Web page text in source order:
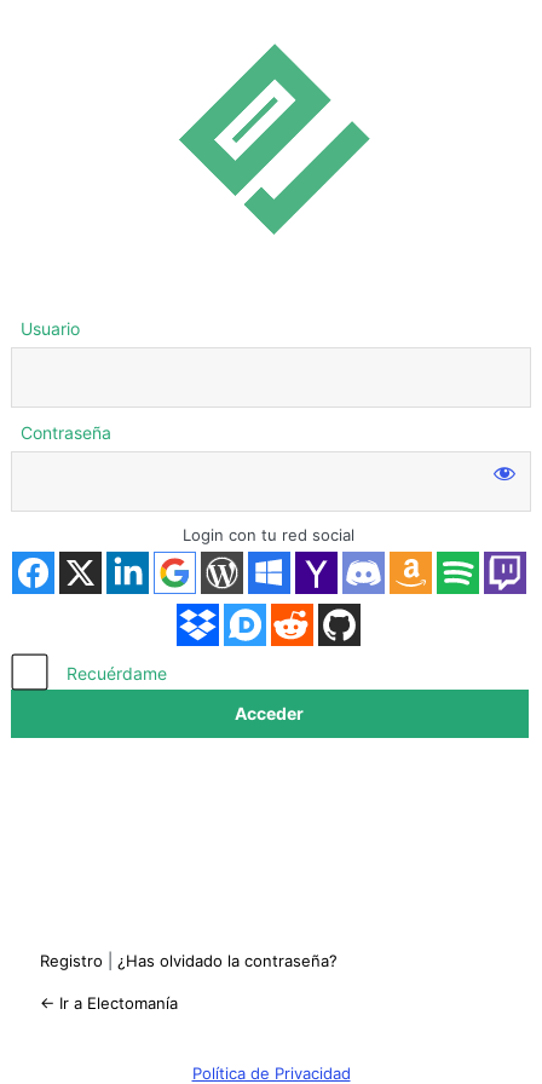
Acceder
Usuario
Contraseña
Login con tu red social
Recuérdame
Registro ¿Has olvidado la contraseña?
← Ir a Electomanía
Política de Privacidad